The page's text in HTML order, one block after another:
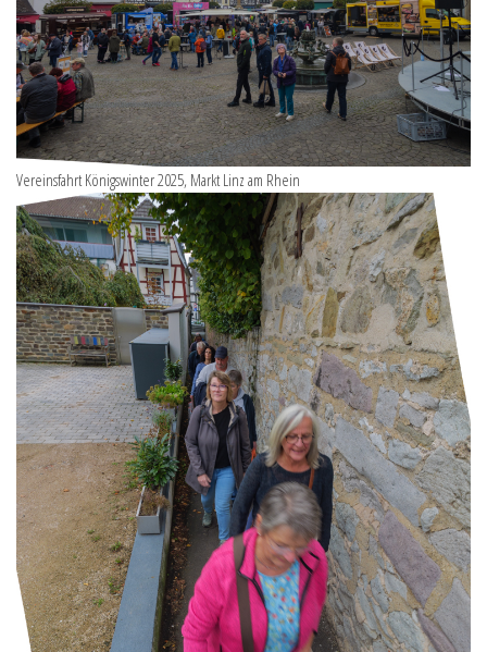
Vereinsfahrt Königswinter 2025, Markt Linz am Rhein